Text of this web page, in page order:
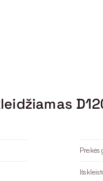
Prekės